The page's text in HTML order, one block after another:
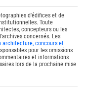
d'édifices et de
Toute
concepteurs ou les
concernés. Les
architecture, concours et
pour les omissions
et informations
lors de la prochaine mise